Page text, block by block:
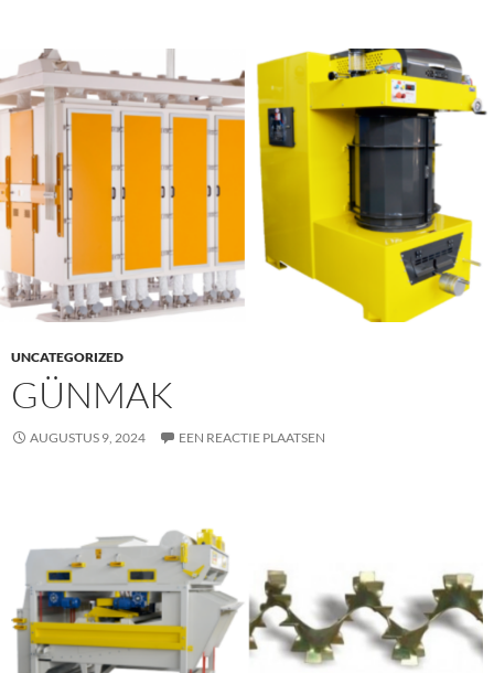
UNCATEGORIZED
GÜNMAK
AUGUSTUS 9, 2024 EEN REACTIE PLAATSEN